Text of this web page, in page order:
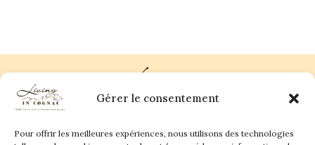
Gérer le consentement
Pour offrir les meilleures expériences, nous utilisons des technologies